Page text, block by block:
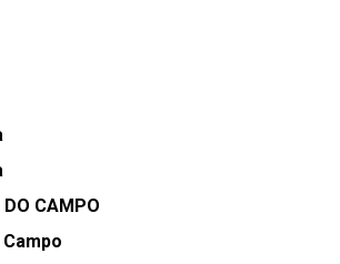
DO CAMPO
Campo